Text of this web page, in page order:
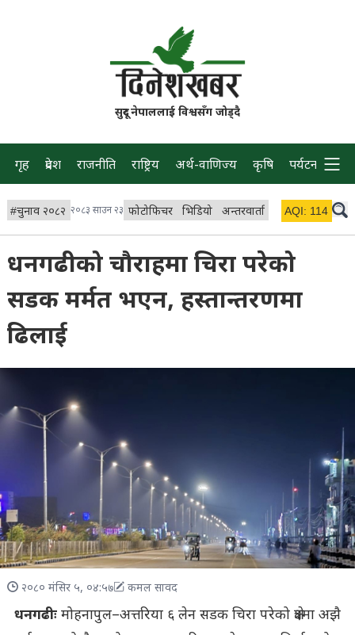
सुदूर नेपाललाई विश्वसँग जोड्दै
गृह प्रदेश राजनीति राष्ट्रिय अर्थ-वाणिज्य कृषि पर्यटन प्रवास
#चुनाव २०८२ २०८३ साउन २३ फोटोफिचर भिडियो अन्तरवार्ता विचार/ब्लग
AQI: 114
धनगढीको चौराहमा चिरा परेको
सडक मर्मत भएन, हस्तान्तरणमा
ढिलाई
२०८० मंसिर ५, ०४:५७ कमल सावद
धनगढीः मोहनापुल–अत्तरिया ६ लेन सडक चिरा परेको क्षेत्रमा अझै